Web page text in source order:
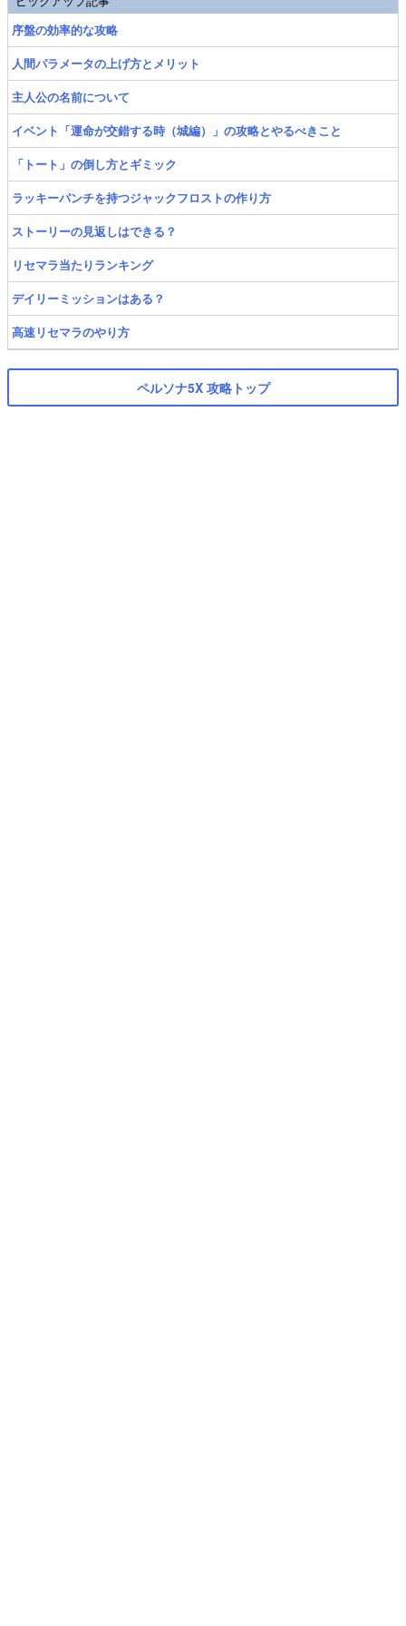
序盤の効率的な攻略
人間パラメータの上げ方とメリット
主人公の名前について
イベント「運命が交錯する時（城編）」の攻略とやるべきこと
「トート」の倒し方とギミック
ラッキーパンチを持つジャックフロストの作り方
ストーリーの見返しはできる？
リセマラ当たりランキング
デイリーミッションはある？
高速リセマラのやり方
ペルソナ5X 攻略トップ